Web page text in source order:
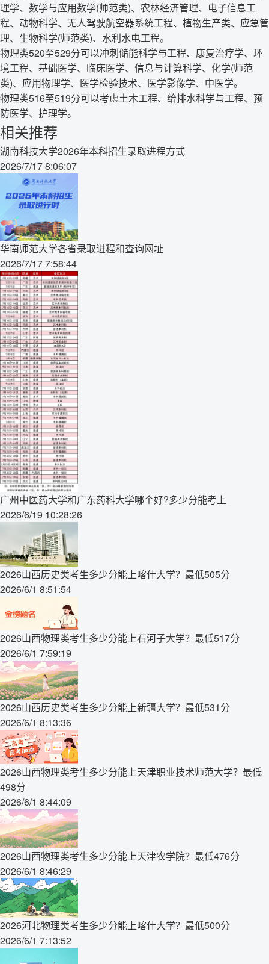
理学、数学与应用数学(师范类)、农林经济管理、电子信息工
程、动物科学、无人驾驶航空器系统工程、植物生产类、应急管
理、生物科学(师范类)、水利水电工程。
物理类520至529分可以冲刺储能科学与工程、康复治疗学、环
境工程、基础医学、临床医学、信息与计算科学、化学(师范
类)、应用物理学、医学检验技术、医学影像学、中医学。
物理类516至519分可以考虑土木工程、给排水科学与工程、预
防医学、护理学。
相关推荐
湖南科技大学2026年本科招生录取进程方式
2026/7/17 8:06:07
华南师范大学各省录取进程和查询网址
2026/7/17 7:58:44
广州中医药大学和广东药科大学哪个好?多少分能考上
2026/6/19 10:28:26
2026山西历史类考生多少分能上喀什大学？最低505分
2026/6/1 8:51:54
2026山西物理类考生多少分能上石河子大学？最低517分
2026/6/1 7:59:19
2026山西历史类考生多少分能上新疆大学？最低531分
2026/6/1 8:13:36
2026山西物理类考生多少分能上天津职业技术师范大学？最低
498分
2026/6/1 8:44:09
2026山西物理类考生多少分能上天津农学院？最低476分
2026/6/1 8:46:29
2026河北物理类考生多少分能上喀什大学？最低500分
2026/6/1 7:13:52